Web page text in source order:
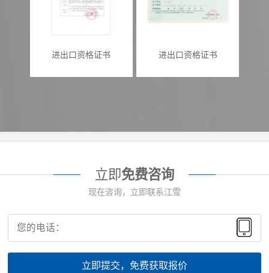
进出口资格证书 进出口资格证书
立即免费咨询
现在咨询，立即联系江雪
立即提交，免费获取报价